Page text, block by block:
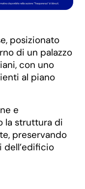
posizionato
di un palazzo
con uno
al piano
e
la struttura di
preservando